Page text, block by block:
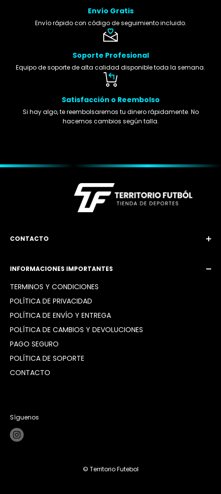
Envío Gratis
Envío rápido con código de seguimiento incluido.
Soporte Profesional
Equipo de soporte de alta calidad disponible toda la semana.
Satisfacción o Reembolso
Si hay algo, te reembolsaremos tu dinero rápidamente. No
hacemos cambios según talla.
CONTACTO
Instagram: @territoriofutbol2_
INFORMACIONES IMPORTANTES
TÉRMINOS Y CONDICIONES
POLÍTICA DE PRIVACIDAD
POLÍTICA DE ENVÍO Y ENTREGA
POLÍTICA DE CAMBIOS Y DEVOLUCIONES
PAGO SEGURO
POLÍTICA DE SOPORTE
CONTACTO
Síguenos
© Territorio Futebol